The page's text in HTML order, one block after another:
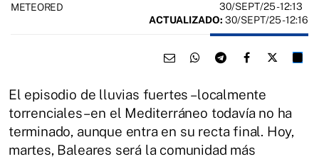
METEORED 30/SEPT/25- 12:13
ACTUALIZADO: 30/SEPT/25 - 12:16
El episodio de lluvias fuertes –localmente
torrenciales– en el Mediterráneo todavía no ha
terminado, aunque entra en su recta final. Hoy,
martes, Baleares será la comunidad más